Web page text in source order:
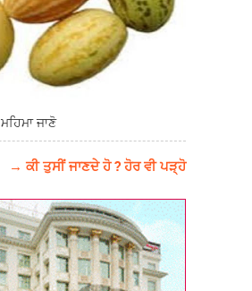
ਜਾਣੋ
→ ਕੀ ਤੁਸੀਂ ਜਾਣਦੇ ਹੋ ? ਹੋਰ ਵੀ ਪੜ੍ਹੋ